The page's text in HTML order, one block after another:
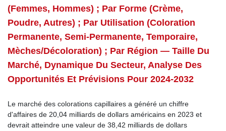
(femmes, Hommes) ; Par Forme (crème,
Poudre, Autres) ; Par Utilisation (coloration
Permanente, Semi-Permanente, Temporaire,
Mèches/décoloration) ; Par Région — Taille Du
Marché, Dynamique Du Secteur, Analyse Des
Opportunités Et Prévisions Pour 2024-2032
Le marché des colorations capillaires a généré un chiffre
d'affaires de 20,04 milliards de dollars américains en 2023 et
devrait atteindre une valeur de 38,42 milliards de dollars